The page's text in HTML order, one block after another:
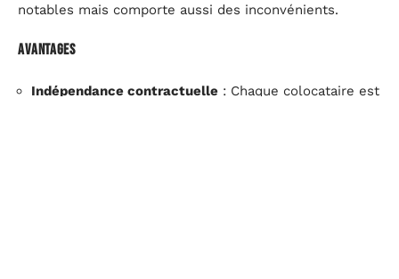
notables mais comporte aussi des inconvénients.
Avantages
Indépendance contractuelle : Chaque colocataire est